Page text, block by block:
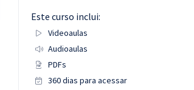
Este curso inclui:
Videoaulas
Audioaulas
PDFs
360 dias para acessar